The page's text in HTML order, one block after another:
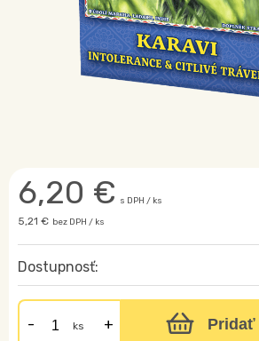
6,20 € s DPH / ks
5,21 € bez DPH / ks
Dostupnosť:
ks Pridať